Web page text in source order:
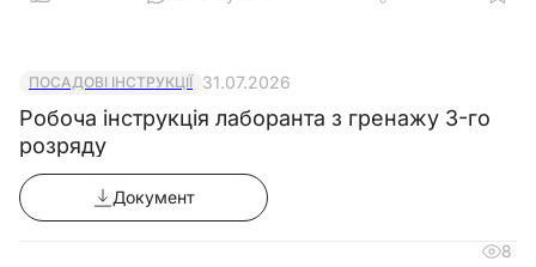
ПОСАДОВІ ІНСТРУКЦІЇ 31.07.2026
Робоча інструкція лаборанта з гренажу 3-го
розряду
Документ
8